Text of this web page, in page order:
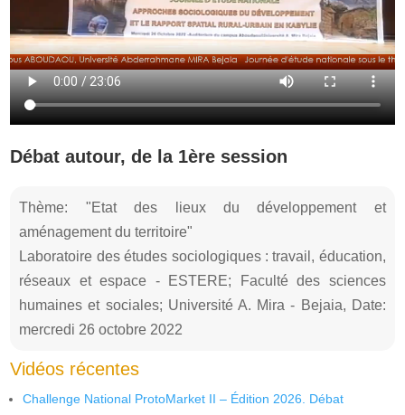
Débat autour, de la 1ère session
Thème: "Etat des lieux du développement et
aménagement du territoire"
Laboratoire des études sociologiques : travail, éducation,
réseaux et espace - ESTERE; Faculté des sciences
humaines et sociales; Université A. Mira - Bejaia, Date:
mercredi 26 octobre 2022
Vidéos récentes
Challenge National ProtoMarket II – Édition 2026. Débat